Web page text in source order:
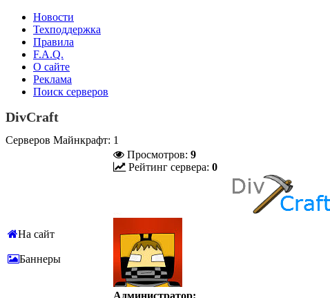
Новости
Техподдержка
Правила
F.A.Q.
О сайте
Реклама
Поиск серверов
DivCraft
Серверов Майнкрафт: 1
На сайт
Баннеры
Просмотров: 9
Рейтинг сервера: 0